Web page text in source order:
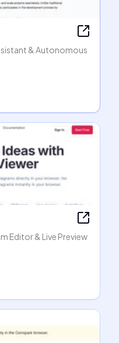
& Autonomous
Editor & Live Preview